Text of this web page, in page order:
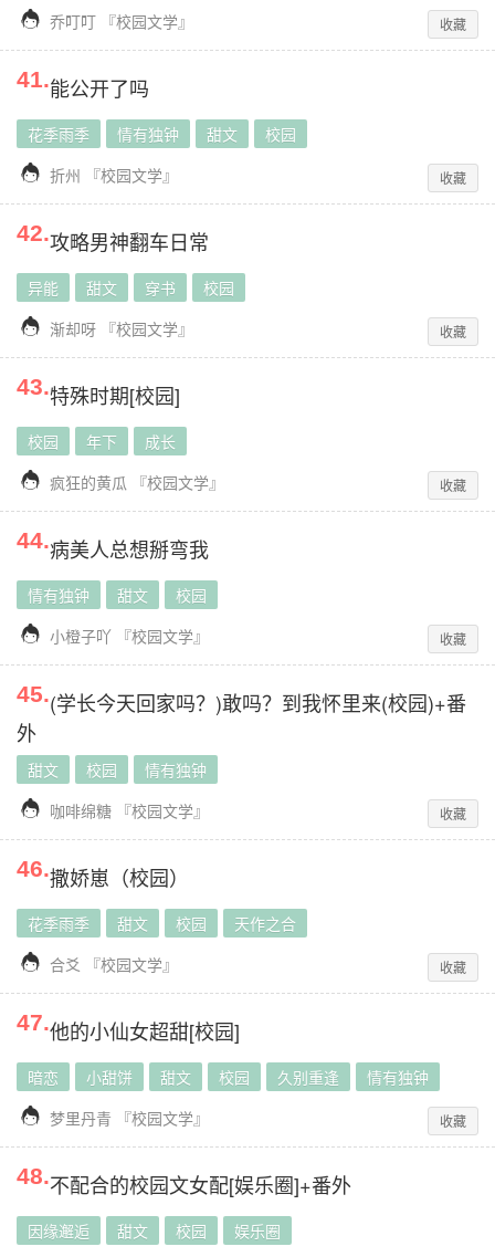
 乔叮叮 『校园文学』 收藏
41.能公开了吗
花季雨季 情有独钟 甜文 校园
 折州 『校园文学』 收藏
42.攻略男神翻车日常
异能 甜文 穿书 校园
 渐却呀 『校园文学』 收藏
43.特殊时期[校园]
校园 年下 成长
 疯狂的黄瓜 『校园文学』 收藏
44.病美人总想掰弯我
情有独钟 甜文 校园
 小橙子吖 『校园文学』 收藏
45.(学长今天回家吗？)敢吗？到我怀里来(校园)+番
外
甜文 校园 情有独钟
 咖啡绵糖 『校园文学』 收藏
46.撒娇崽（校园）
花季雨季 甜文 校园 天作之合
 合爻 『校园文学』 收藏
47.他的小仙女超甜[校园]
暗恋 小甜饼 甜文 校园 久别重逢 情有独钟
 梦里丹青 『校园文学』 收藏
48.不配合的校园文女配[娱乐圈]+番外
因缘邂逅 甜文 校园 娱乐圈